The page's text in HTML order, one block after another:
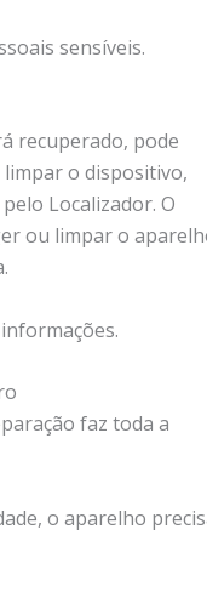
sensíveis.
recuperado, pode
o dispositivo,
Localizador. O
ou limpar o
faz toda a
o aparelho